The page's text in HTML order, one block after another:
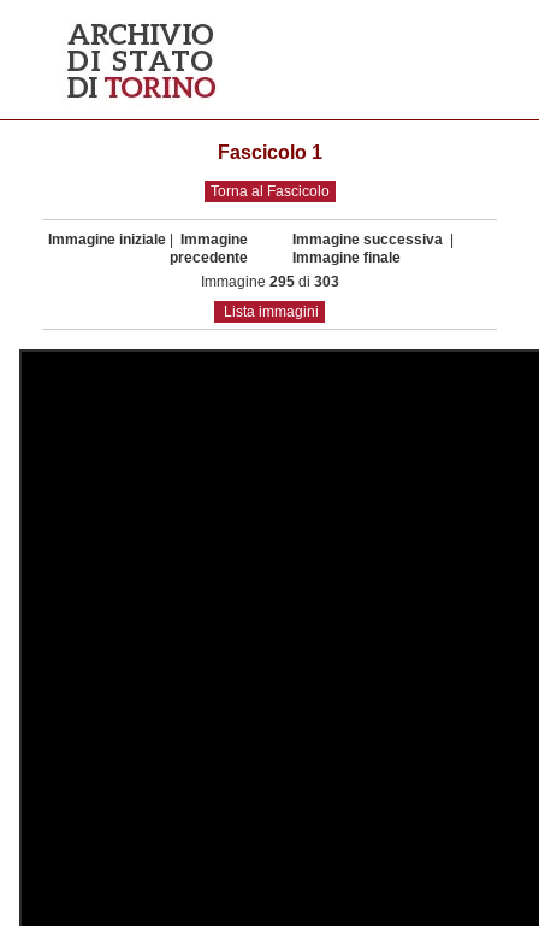
Fascicolo 1
Torna al Fascicolo
Immagine iniziale
Immagine
precedente
Immagine successiva
Immagine finale
Immagine 295di 303
Lista immagini